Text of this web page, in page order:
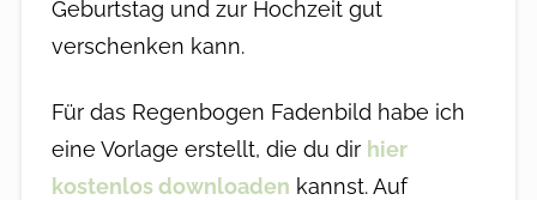
Geburtstag und zur Hochzeit gut
verschenken kann.
Für das Regenbogen Fadenbild habe ich
eine Vorlage erstellt, die du dir hier
kostenlos downloaden kannst. Auf